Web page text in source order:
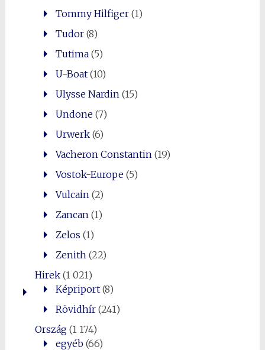
Tommy Hilfiger(1)
Tudor(8)
Tutima(5)
U-Boat(10)
Ulysse Nardin (15)
Undone(7)
Urwerk(6)
Vacheron Constantin (19)
Vostok-Europe(5)
Vulcain (2)
Zancan (1)
Zelos (1)
Zenith (22)
Hirek(1 021)
Képriport(8)
Rövidhír(241)
Ország(1 174)
egyéb(66)